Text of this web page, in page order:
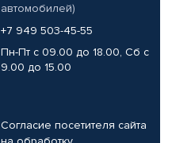
автомобилей)
+7 949 503-45-55
Пн-Пт с 09.00 до 18.00, Сб с
9.00 до 15.00
Согласие посетителя сайта